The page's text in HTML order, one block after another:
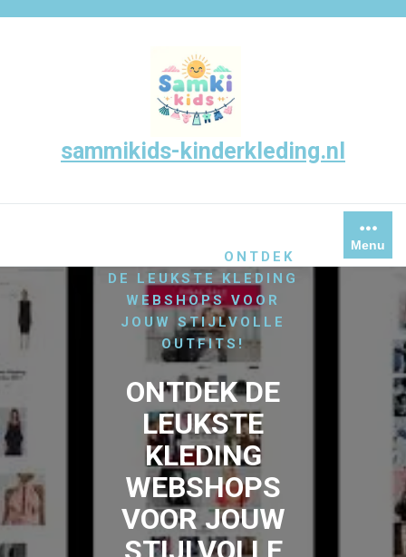
sammikids-kinderkleding.nl
Menu
ONTDEK
DE LEUKSTE KLEDING
WEBSHOPS VOOR
JOUW STIJLVOLLE
OUTFITS!
ONTDEK DE
LEUKSTE
KLEDING
WEBSHOPS
VOOR JOUW